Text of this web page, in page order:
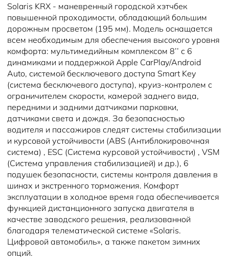
Solaris KRX - маневренный городской хэтчбек
повышенной проходимости, обладающий большим
дорожным просветом (195 мм). Модель оснащается
всем необходимым для обеспечения высокого уровня
комфорта: мультимедийным комплексом 8’’ с 6
динамиками и поддержкой Apple CarPlay/Android
Auto, системой бесключевого доступа Smart Key
(система бесключевого доступа), круиз-контролем с
ограничителем скорости, камерой заднего вида,
передними и задними датчиками парковки,
датчиками света и дождя. За безопасностью
водителя и пассажиров следят системы стабилизации
и курсовой устойчивости (ABS (Антиблокировочная
система) , ESC (Система курсовой устойчивости) , VSM
(Система управления стабилизацией) и др.), 6
подушек безопасности, системы контроля давления в
шинах и экстренного торможения. Комфорт
эксплуатации в холодное время года обеспечивается
функцией дистанционного запуска двигателя в
качестве заводского решения, реализованной
благодаря телематической системе «Solaris.
Цифровой автомобиль», а также пакетом зимних
опций.